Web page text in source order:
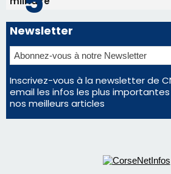
Régie publicitaire
Mentions légales
Nous contacter